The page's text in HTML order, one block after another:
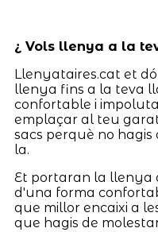
¿ Vols llenya a la
Llenyataires.cat et
llenya fins a la teva
confortable i
emplaçar al teu
sacs perquè no hagis
la.
Et portaran la llenya
d'una forma
que millor encaixi a
que hagis de